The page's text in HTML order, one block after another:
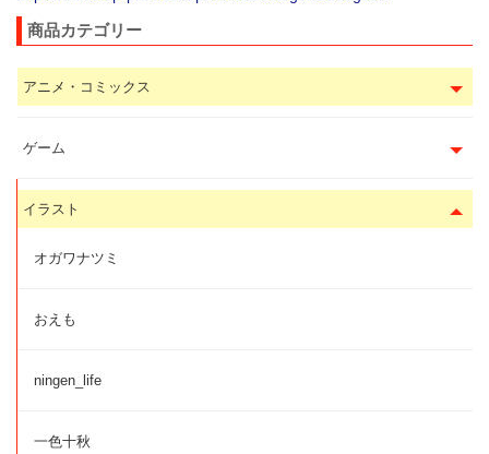
商品カテゴリー
アニメ・コミックス
ゲーム
イラスト
オガワナツミ
おえも
ningen_life
一色十秋